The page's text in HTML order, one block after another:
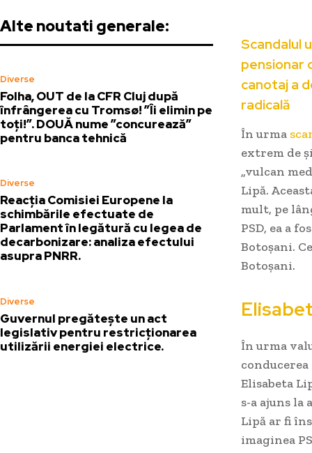
Alte noutati generale:
Diverse
Folha, OUT de la CFR Cluj după
înfrângerea cu Tromsø! ”Îi elimin pe
toți!”. DOUĂ nume ”concurează”
pentru banca tehnică
Diverse
Reacția Comisiei Europene la
schimbările efectuate de
Parlament în legătură cu legea de
decarbonizare: analiza efectului
asupra PNRR.
Diverse
Guvernul pregătește un act
legislativ pentru restricționarea
utilizării energiei electrice.
Scandalul
pensionar
canotaj a
radicală
În urma
extrem de
„vulcan
Lipă.
mult, pe
PSD, ea a
Botoșani.
Botoșani.
În urma
Elisabeta
s-a ajuns la
Lipă ar fi
imaginea